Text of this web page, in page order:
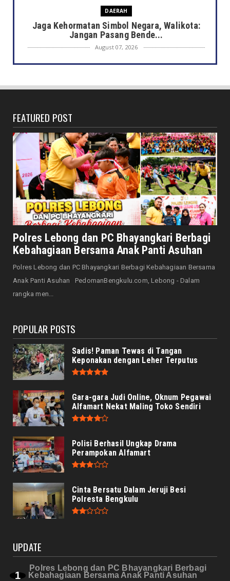
DAERAH
Jaga Kehormatan Simbol Negara, Walikota:
Jangan Pasang Bende...
August 07, 2026
DAERAH
Bagikan 5.000 Bendera ...
Saat Amal Masjid Keliru, Nasib Negeri
Mengharu-biru
August 07, 2026
HONDA
Honda CUV e: Motor Listrik Canggih, Penuh
Keunggulan dan Sia...
August 07, 2026
NASIONAL
Senator Leni John Latief: Saatnya
Mengutamakan Rehabilitasi
NASIONAL
Prabowo Apresiasi Teknologi Genteng Ramah
FEATURED POST
Polres Lebong dan PC Bhayangkari Berbagi
Kebahagiaan Bersama Anak Panti Asuhan
Polres Lebong dan PC Bhayangkari Berbagi Kebahagiaan Bersama
Anak Panti Asuhan PedomanBengkulu.com, Lebong - Dalam
rangka men...
POPULAR POSTS
Sadis! Paman Tewas di Tangan
Keponakan dengan Leher Terputus
Gara-gara Judi Online, Oknum Pegawai
Alfamart Nekat Maling Toko Sendiri
Polisi Berhasil Ungkap Drama
Perampokan Alfamart
Cinta Bersatu Dalam Jeruji Besi
Polresta Bengkulu
UPDATE
Polres Lebong dan PC Bhayangkari Berbagi
Kebahagiaan Bersama Anak Panti Asuhan